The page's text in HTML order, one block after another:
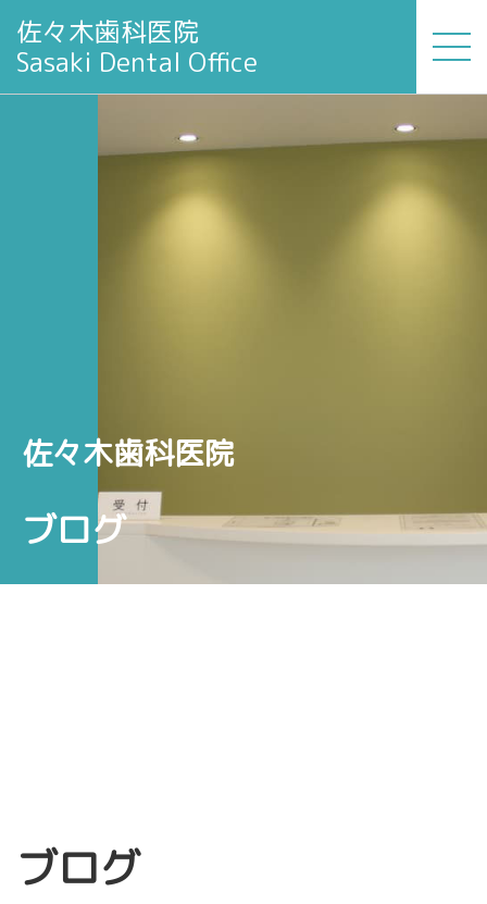
佐々木歯科医院
Sasaki Dental Office
佐々木歯科医院
ブログ
ブログ